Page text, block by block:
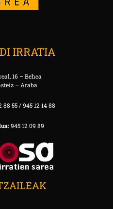
IRRATIA
16 – Behea
– Araba
88 55 / 945 12 14 88
945 12 09 89